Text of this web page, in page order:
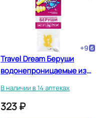
+9
Travel Dream Беруши
водонепроницаемые из
шт
В наличии в 14 аптеках
323 ₽